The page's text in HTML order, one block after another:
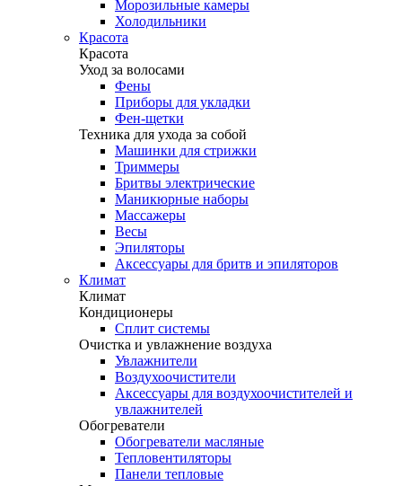
Морозильные камеры
Холодильники
Красота
Красота
Уход за волосами
Фены
Приборы для укладки
Фен-щетки
Техника для ухода за собой
Машинки для стрижки
Триммеры
Бритвы электрические
Маникюрные наборы
Массажеры
Весы
Эпиляторы
Аксессуары для бритв и эпиляторов
Климат
Климат
Кондиционеры
Сплит системы
Очистка и увлажнение воздуха
Увлажнители
Воздухоочистители
Аксессуары для воздухоочистителей и
увлажнителей
Обогреватели
Обогреватели масляные
Тепловентиляторы
Панели тепловые